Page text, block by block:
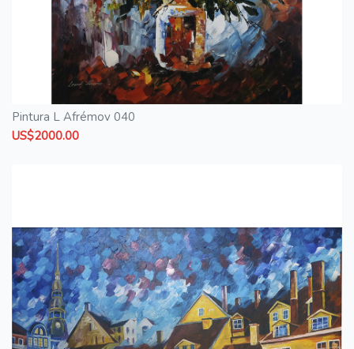
Pintura L Afrémov 040
US$2000.00